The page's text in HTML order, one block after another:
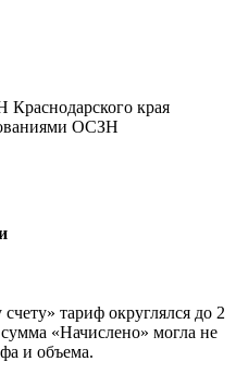
края
ОСЗН
тариф округлялся до 2
сумма «Начислено» могла не
и объема.